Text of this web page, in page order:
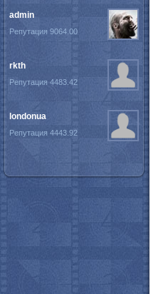
admin
Репутация 9064.00
rkth
Репутация 4483.42
londonua
Репутация 4443.92